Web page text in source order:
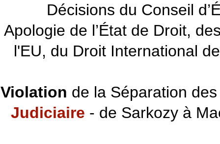
Décisions du Conseil
Apologie de l’État de Droit,
l'EU, du Droit International
Violation de la Séparation
Judiciaire - de Sarkozy à